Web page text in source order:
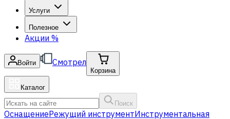
Услуги
Полезное
Акции %
Войти Смотрел
Корзина
Каталог
Поиск
ОснащениеРежущий инструментИнструментальная